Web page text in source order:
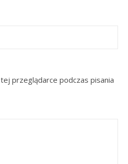
przeglądarce podczas pisania